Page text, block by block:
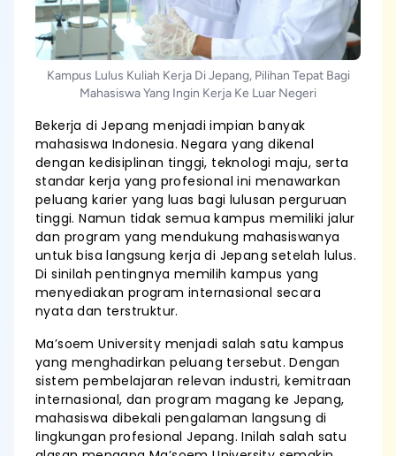
Kampus Lulus Kuliah Kerja Di Jepang, Pilihan Tepat Bagi
Mahasiswa Yang Ingin Kerja Ke Luar Negeri
Bekerja di Jepang menjadi impian banyak
mahasiswa Indonesia. Negara yang dikenal
dengan kedisiplinan tinggi, teknologi maju, serta
standar kerja yang profesional ini menawarkan
peluang karier yang luas bagi lulusan perguruan
tinggi. Namun tidak semua kampus memiliki jalur
dan program yang mendukung mahasiswanya
untuk bisa langsung kerja di Jepang setelah lulus.
Di sinilah pentingnya memilih kampus yang
menyediakan program internasional secara
nyata dan terstruktur.
Ma’soem University menjadi salah satu kampus
yang menghadirkan peluang tersebut. Dengan
sistem pembelajaran relevan industri, kemitraan
internasional, dan program magang ke Jepang,
mahasiswa dibekali pengalaman langsung di
lingkungan profesional Jepang. Inilah salah satu